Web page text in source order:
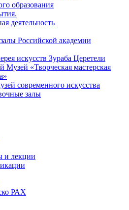
образования
деятельность
Российской академии
искусств Зураба Церетели
«Творческая мастерская
современного искусства
залы
и лекции
РАХ